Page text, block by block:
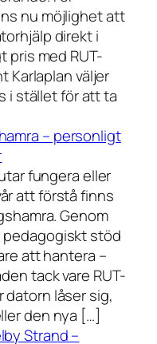
nu möjlighet att
direkt i
pris med RUT-
Karlaplan väljer
i stället för att ta
– personligt
fungera eller
att förstå finns
Genom
pedagogiskt stöd
att hantera –
tack vare RUT-
datorn låser sig,
den nya […]
Strand –